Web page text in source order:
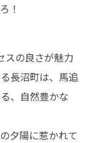
！
スの良さが魅力
長沼町は、馬追
、自然豊かな
夕陽に惹かれて